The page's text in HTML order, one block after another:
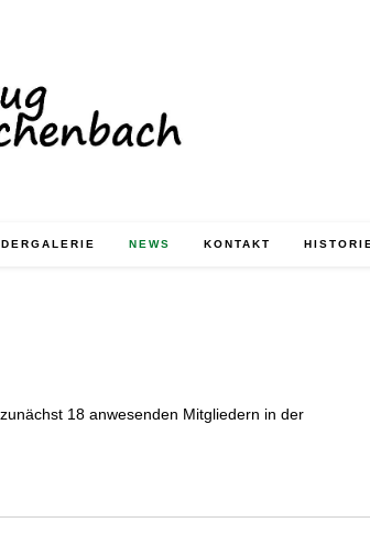
NEWS KONTAKT HISTORIE
18 anwesenden Mitgliedern in der